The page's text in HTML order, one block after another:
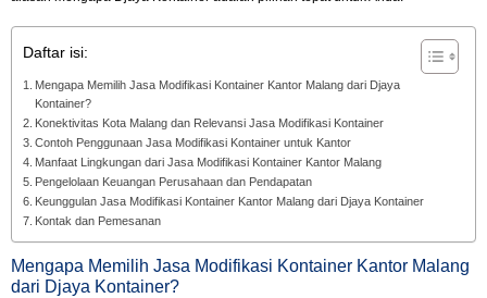
Daftar isi:
Mengapa Memilih Jasa Modifikasi Kontainer Kantor Malang dari Djaya
Kontainer?
Konektivitas Kota Malang dan Relevansi Jasa Modifikasi Kontainer
Contoh Penggunaan Jasa Modifikasi Kontainer untuk Kantor
Manfaat Lingkungan dari Jasa Modifikasi Kontainer Kantor Malang
Pengelolaan Keuangan Perusahaan dan Pendapatan
Keunggulan Jasa Modifikasi Kontainer Kantor Malang dari Djaya Kontainer
Kontak dan Pemesanan
Mengapa Memilih Jasa Modifikasi Kontainer Kantor Malang
dari Djaya Kontainer?